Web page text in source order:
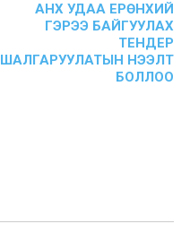
АНХ УДАА ЕРӨНХИЙ
ГЭРЭЭ БАЙГУУЛАХ
ТЕНДЕР
ШАЛГАРУУЛАТЫН НЭЭЛТ
БОЛЛОО